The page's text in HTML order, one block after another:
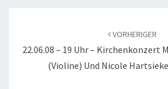
VORHERIGER
22.06.08 – 19 Uhr – Kirchenkonzert
(Violine) Und Nicole